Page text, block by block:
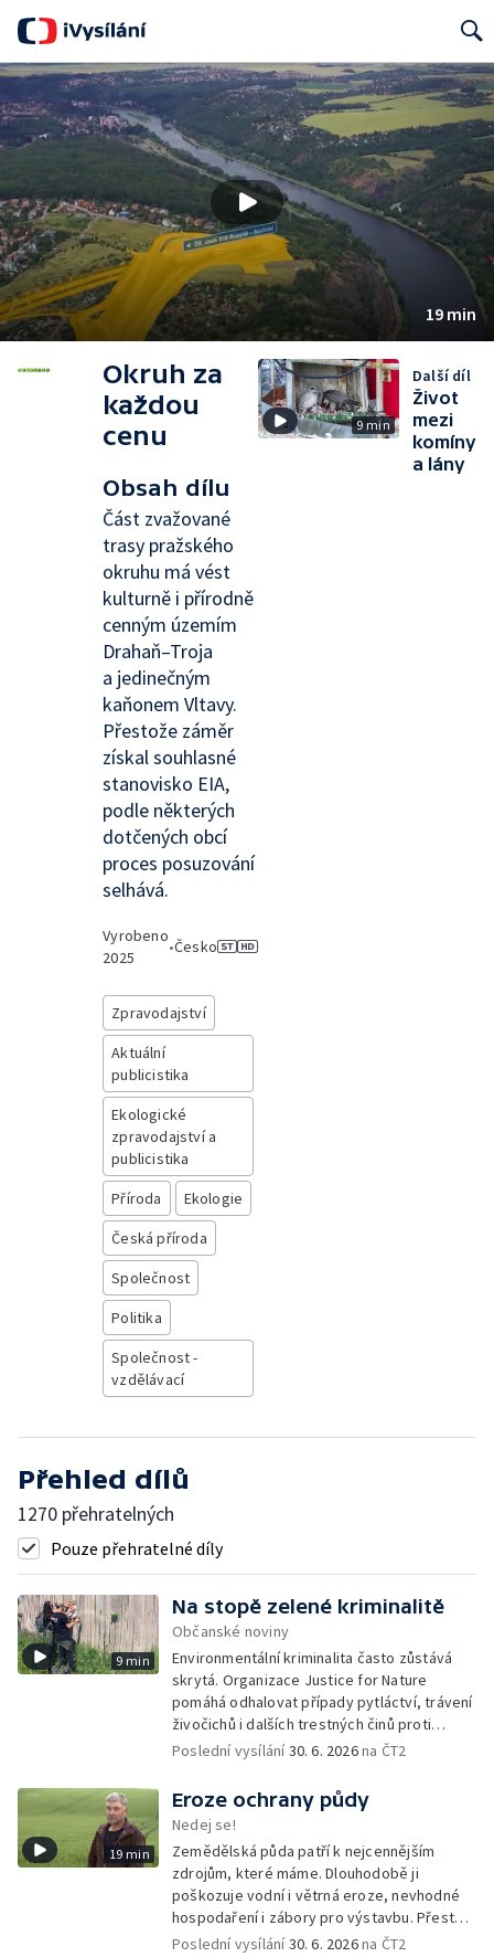
Search
19 min
Okruh za
každou
cenu
Obsah dílu
Část zvažované
trasy pražského
okruhu má vést
kulturně i přírodně
cenným územím
Drahaň–Troja
a jedinečným
kaňonem Vltavy.
Přestože záměr
získal souhlasné
stanovisko EIA,
podle některých
dotčených obcí
proces posuzování
selhává.
Vyrobeno
2025
•Česko
Zpravodajství
Aktuální
publicistika
Ekologické
zpravodajství a
publicistika
Příroda
Ekologie
Česká příroda
Společnost
Politika
Společnost -
vzdělávací
9 min
Další díl
Život
mezi
komíny
a lány
Přehled dílů
1270 přehratelných
Pouze přehratelné díly
9 min
Na stopě zelené kriminalitě
Občanské noviny
Environmentální kriminalita často zůstává
skrytá. Organizace Justice for Nature
pomáhá odhalovat případy pytláctví, trávení
živočichů i dalších trestných činů proti
přírodě. Dlouhodobým monitoringem a
pomoci při jejich vyšetřování.
Poslední vysílání30. 6. 2026na ČT2
19 min
Eroze ochrany půdy
Nedej se!
Zemědělská půda patří k nejcennějším
zdrojům, které máme. Dlouhodobě ji
poškozuje vodní i větrná eroze, nevhodné
hospodaření i zábory pro výstavbu. Přesto
česká vláda připravuje změny, které by část
Poslední vysílání30. 6. 2026na ČT2